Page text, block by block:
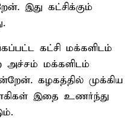
இது கட்சிக்கும்
கட்சி மக்களிடம்
அச்சம் மக்களிடம்
கழகத்தில் முக்கிய
இதை உணர்ந்து